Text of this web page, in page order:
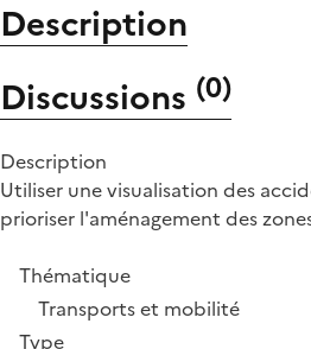
Description
Discussions (0)
Description
Utiliser une visualisation des
prioriser l'aménagement des
Thématique
Transports et mobilité
Type